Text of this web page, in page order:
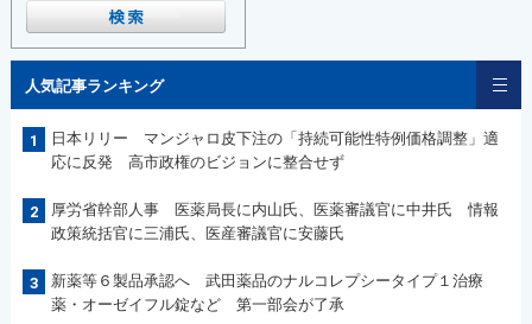
人気記事ランキング
1
日本リリー マンジャロ皮下注の「持続可能性特例価格調整」適
応に反発 高市政権のビジョンに整合せず
2
厚労省幹部人事 医薬局長に内山氏、医薬審議官に中井氏 情報
政策統括官に三浦氏、医産審議官に安藤氏
3
新薬等６製品承認へ 武田薬品のナルコレプシータイプ１治療
薬・オーゼイフル錠など 第一部会が了承